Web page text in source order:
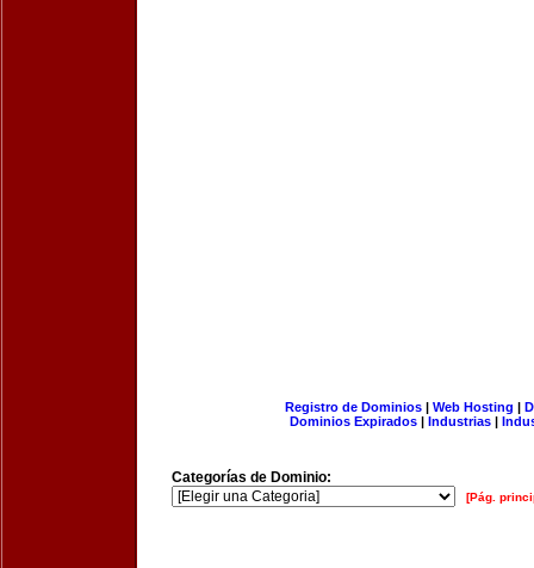
Registro de Dominios| Web Hosting |
Dominios Expirados | Industrias |
Categorías de Dominio:
[Pág.